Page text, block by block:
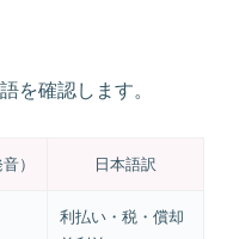
を確認します。
） 日本語訳
利払い・税・償却